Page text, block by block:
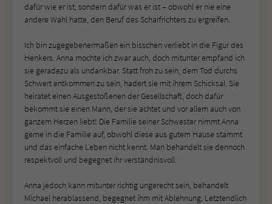
dafür wie er ist, sondern dafür was er ist – obwohl er nie eine
andere Wahl hatte, den Beruf des Scharfrichters zu ergreifen.
Ich bin zugegebenermaßen ein bisschen verliebt in die Figur des
Henkers. Anna mochte ich zwar auch, doch mitunter empfand ich
sie geradezu als undankbar. Statt froh zu sein, dem Tod durchs
Schwert entkommen zu sein, hadert sie mit ihrem Schicksal. Sie
heiratet einen Ausgestoßenen der Gesellschaft, doch dafür
bekommt sie einen Mann, der sie achtet und vor allem auch von
ganzem Herzen liebt! Die Familie seiner Schwester nimmt Anna
gerne in die Familie auf, obwohl diese aus gutem Hause stammt
und das einfache Leben nicht kennt. Man behandelt sie dennoch
respektvoll und begegnet ihr verständnisvoll.
Anna jedoch kann mitunter richtig ungerecht sein, behandelt
Michael herablassend, begegnet ihm mit Ablehnung. Letztendlich